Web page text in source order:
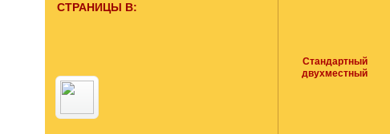
Стандартный
двухместный
СТРАНИЦЫ В: